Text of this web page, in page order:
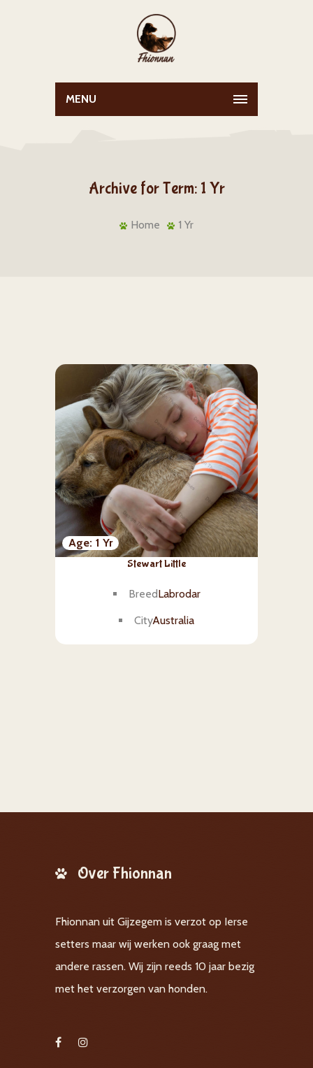
MENU
Archive for Term: 1 Yr
Home 1 Yr
Age 1 Yr
Stewart Little
BreedLabrodar
CityAustralia
Over Fhionnan
Fhionnan uit Gijzegem is verzot op Ierse
setters maar wij werken ook graag met
andere rassen. Wij zijn reeds 10 jaar bezig
met het verzorgen van honden.